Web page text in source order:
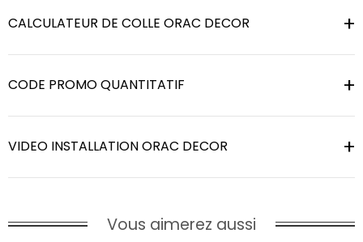
CALCULATEUR DE COLLE ORAC DECOR
CODE PROMO QUANTITATIF
VIDEO INSTALLATION ORAC DECOR
Vous aimerez aussi